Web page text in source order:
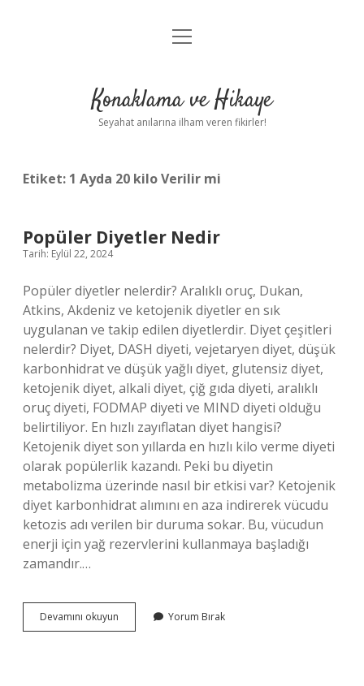
Anasayfa
Yasal Uyarı
menüyü
Konaklama ve Hikaye
Seyahat anılarına ilham veren fikirler!
Etiket: 1 Ayda 20 kilo Verilir mi
Popüler Diyetler Nedir
Tarih: Eylül 22, 2024
Popüler diyetler nelerdir? Aralıklı oruç, Dukan,
Atkins, Akdeniz ve ketojenik diyetler en sık
uygulanan ve takip edilen diyetlerdir. Diyet çeşitleri
nelerdir? Diyet, DASH diyeti, vejetaryen diyet, düşük
karbonhidrat ve düşük yağlı diyet, glutensiz diyet,
ketojenik diyet, alkali diyet, çiğ gıda diyeti, aralıklı
oruç diyeti, FODMAP diyeti ve MIND diyeti olduğu
belirtiliyor. En hızlı zayıflatan diyet hangisi?
Ketojenik diyet son yıllarda en hızlı kilo verme diyeti
olarak popülerlik kazandı. Peki bu diyetin
metabolizma üzerinde nasıl bir etkisi var? Ketojenik
diyet karbonhidrat alımını en aza indirerek vücudu
ketozis adı verilen bir duruma sokar. Bu, vücudun
enerji için yağ rezervlerini kullanmaya başladığı
zamandır.…
Devamını okuyun Popüler
Diyetler
Yorum Bırak